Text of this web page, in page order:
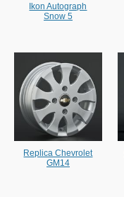
Ikon Autograph
Snow 5
Replica Chevrolet
GM14